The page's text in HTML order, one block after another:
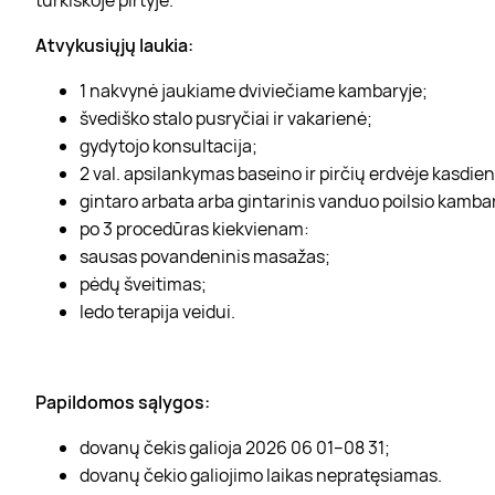
Atvykusiųjų laukia:
1 nakvynė jaukiame dviviečiame kambaryje;
švediško stalo pusryčiai ir vakarienė;
gydytojo konsultacija;
2 val. apsilankymas baseino ir pirčių erdvėje
gintaro arbata arba gintarinis vanduo poilsio
po 3 procedūras kiekvienam:
sausas povandeninis masažas;
pėdų šveitimas;
ledo terapija veidui.
Papildomos sąlygos:
dovanų čekis galioja 2026 06 01–08 31;
dovanų čekio galiojimo laikas nepratęsiamas.